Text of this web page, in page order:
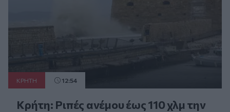
ΚΡΗΤΗ 12:54
Κρήτη: Ριπές ανέμου έως 110 χλμ την